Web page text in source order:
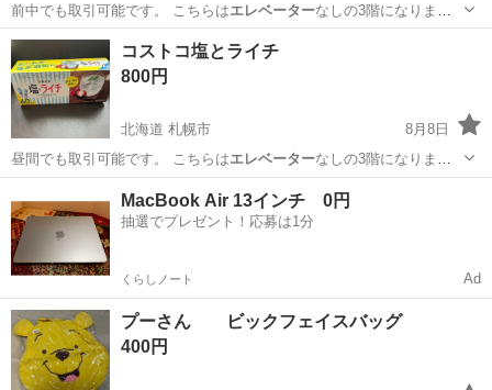
前中でも取引可能です。 こちらはエレベーターなしの3階になりま
す。 1階まで運…
北海道 札幌市 テーブル センター
コストコ塩とライチ
800円
北海道 札幌市
8月8日
昼間でも取引可能です。 こちらはエレベーターなしの3階になりま
す。 1階まで運…
MacBook Air 13インチ 0円
抽選でプレゼント！応募は1分
くらしノート Ad
プーさん ビックフェイスバッグ
400円